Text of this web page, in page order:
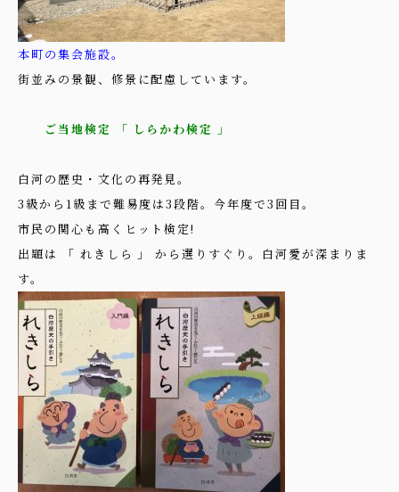
本町の集会施設。
街並みの景観、修景に配慮しています。
ご当地検定 「 しらかわ検定 」
白河の歴史・文化の再発見。
3級から1級まで難易度は3段階。今年度で3回目。
市民の関心も高くヒット検定!
出題は 「 れきしら 」 から選りすぐり。白河愛が深まりま
す。